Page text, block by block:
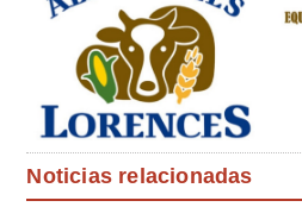
Noticias relacionadas